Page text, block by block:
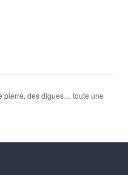
pierre, des digues… toute une